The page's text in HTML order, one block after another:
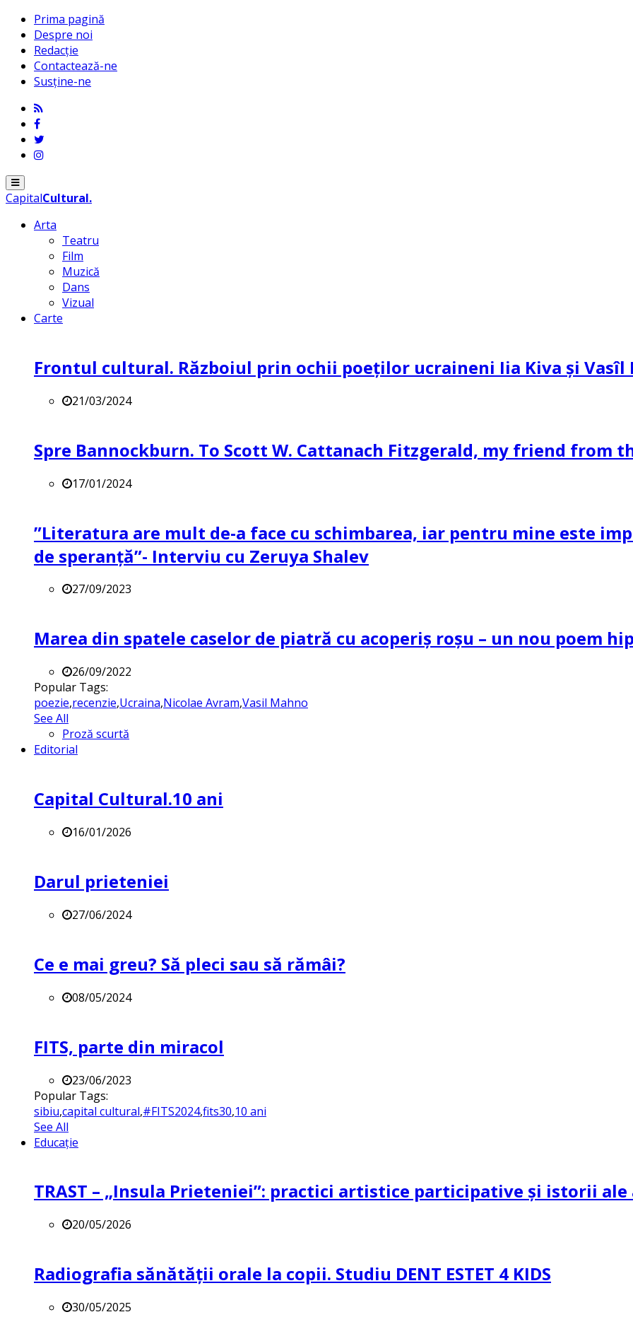
Prima pagină
Despre noi
Redacție
Contactează-ne
Susține-ne
Menu
CapitalCultural.
Arta
Teatru
Film
Muzică
Dans
Vizual
Carte
Frontul cultural. Războiul prin ochii poeților ucraineni Iia Kiva și Vasîl
21/03/2024
Spre Bannockburn. To Scott W. Cattanach Fitzgerald, my friend from
17/01/2024
”Literatura are mult de-a face cu schimbarea, iar pentru mine este
de speranță”- Interviu cu Zeruya Shalev
27/09/2023
Marea din spatele caselor de piatră cu acoperiș roșu – un nou poem
26/09/2022
Popular Tags:
poezie,recenzie,Ucraina,Nicolae Avram,Vasil Mahno
See All
Proză scurtă
Editorial
Capital Cultural.10 ani
16/01/2026
Darul prieteniei
27/06/2024
Ce e mai greu? Să pleci sau să rămâi?
08/05/2024
FITS, parte din miracol
23/06/2023
Popular Tags:
sibiu,capital cultural,#FITS2024,fits30,10 ani
See All
Educație
TRAST – „Insula Prieteniei”: practici artistice participative și istorii
20/05/2026
Radiografia sănătății orale la copii. Studiu DENT ESTET 4 KIDS
30/05/2025